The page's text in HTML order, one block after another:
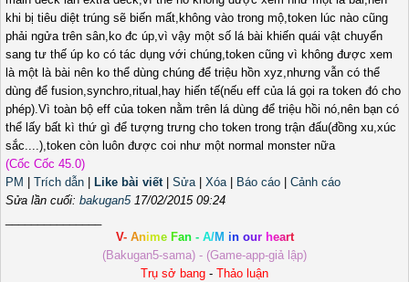
khi bị tiêu diệt trúng sẽ biến mất,không vào trong mộ,token lúc nào cũng
phải ngửa trên sân,ko đc úp,vì vậy một số lá bài khiến quái vật chuyển
sang tư thế úp ko có tác dụng với chúng,token cũng vì không được xem
là một là bài nên ko thể dùng chúng để triệu hồn xyz,nhưng vẫn có thể
dùng để fusion,synchro,ritual,hay hiến tế(nếu eff của lá gọi ra token đó cho
phép).Vì toàn bộ eff của token nằm trên lá dùng để triệu hồi nó,nên bạn có
thể lấy bất kì thứ gì để tượng trưng cho token trong trận đấu(đồng xu,xúc
sắc....),token còn luôn được coi như một normal monster nữa
(Cốc Cốc 45.0)
PM
Trích dẫn Like bài viết| Sửa| Xóa| Báo cáo
Cảnh cáo
Sửa lần cuối: bakugan517/02/2015 09:24
V- Anime Fan - A/M in our heart
(Bakugan5-sama) - (Game-app-giả lập)
Trụ sở bang - Thảo luận